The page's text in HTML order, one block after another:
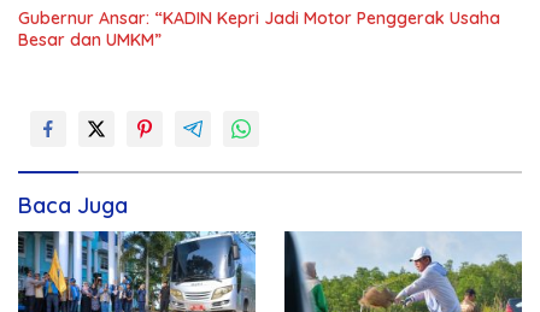
Gubernur Ansar: “KADIN Kepri Jadi Motor Penggerak Usaha
Besar dan UMKM”
Baca Juga